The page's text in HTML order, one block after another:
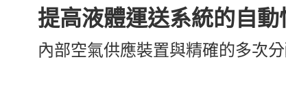
提高液體運送系統的自
內部空氣供應裝置與精確的多次